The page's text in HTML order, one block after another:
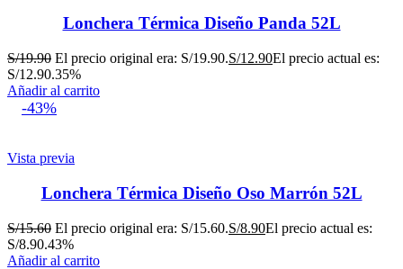
Lonchera Térmica Diseño Panda 52L
S/19.90 El precio original era: S/19.90.S/12.90El precio actual es:
S/12.90.35%
Añadir al carrito
-43%
Vista previa
Lonchera Térmica Diseño Oso Marrón 52L
S/15.60 El precio original era: S/15.60.S/8.90El precio actual es:
S/8.90.43%
Añadir al carrito